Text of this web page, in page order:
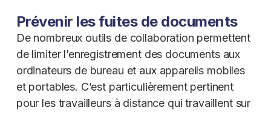
Prévenir les fuites de documents
De nombreux outils de collaboration permettent
de limiter l’enregistrement des documents aux
ordinateurs de bureau et aux appareils mobiles
et portables. C’est particulièrement pertinent
pour les travailleurs à distance qui travaillent sur